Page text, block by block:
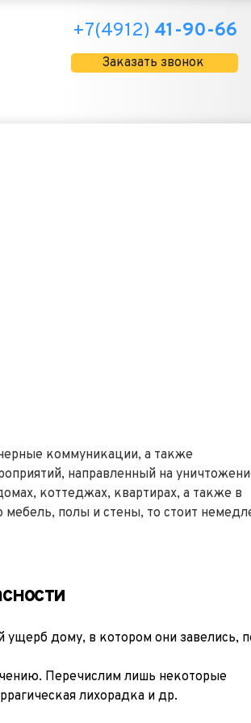
+7(4912) 41-90-66
Заказать звонок
коммуникации, а также
направленный на
коттеджах, квартирах, а также в
полы и стены, то стоит
дому, в котором они завелись,
Перечислим лишь некоторые
лихорадка и др.